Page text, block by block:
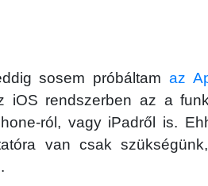
sosem próbáltamaz
iOS rendszerben az a
ról, vagy iPadről is.
van csak